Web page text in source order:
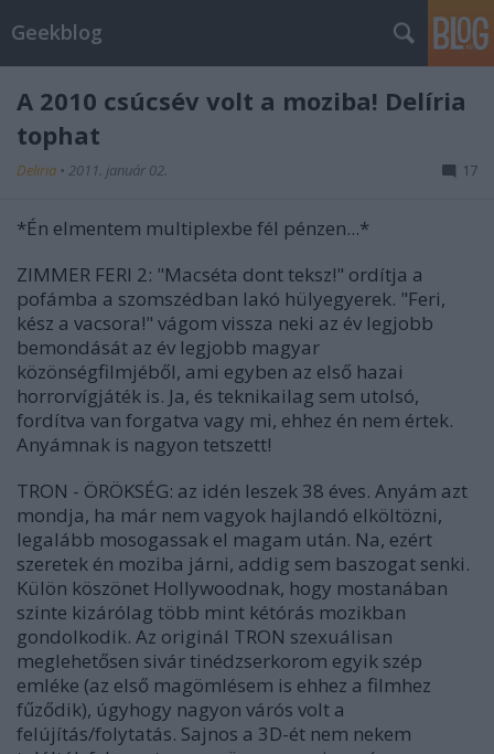
Geekblog
A 2010 csúcsév volt a moziba! Delíria
tophat
Deliria • 2011. január 02. 17
*Én elmentem multiplexbe fél pénzen...*
ZIMMER FERI 2: "Macséta dont teksz!" ordítja a
pofámba a szomszédban lakó hülyegyerek. "Feri,
kész a vacsora!" vágom vissza neki az év legjobb
bemondását az év legjobb magyar
közönségfilmjéből, ami egyben az első hazai
horrorvígjáték is. Ja, és teknikailag sem utolsó,
fordítva van forgatva vagy mi, ehhez én nem értek.
Anyámnak is nagyon tetszett!
TRON - ÖRÖKSÉG: az idén leszek 38 éves. Anyám azt
mondja, ha már nem vagyok hajlandó elköltözni,
legalább mosogassak el magam után. Na, ezért
szeretek én moziba járni, addig sem baszogat senki.
Külön köszönet Hollywoodnak, hogy mostanában
szinte kizárólag több mint kétórás mozikban
gondolkodik. Az originál TRON szexuálisan
meglehetősen sivár tinédzserkorom egyik szép
emléke (az első magömlésem is ehhez a filmhez
fűződik), úgyhogy nagyon várós volt a
felújítás/folytatás. Sajnos a 3D-ét nem nekem